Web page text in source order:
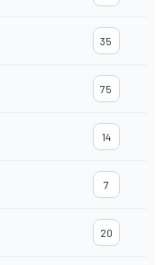
35
75
14
7
20